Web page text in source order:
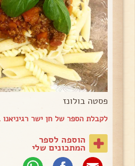
פסטה בולונז
לקבלת הספר של חן ישר
הוספה לספר
המתכונים שלי